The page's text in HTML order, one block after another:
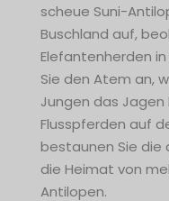
scheue Suni-
Buschland auf,
Elefantenherden
Sie den Atem an,
Jungen das
Flusspferden auf
bestaunen Sie die
die Heimat von
Antilopen.